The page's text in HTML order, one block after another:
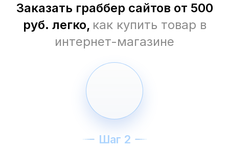
Заказать граббер сайтов от 500
руб. легко, как купить товар в
интернет-магазине
Шаг 2